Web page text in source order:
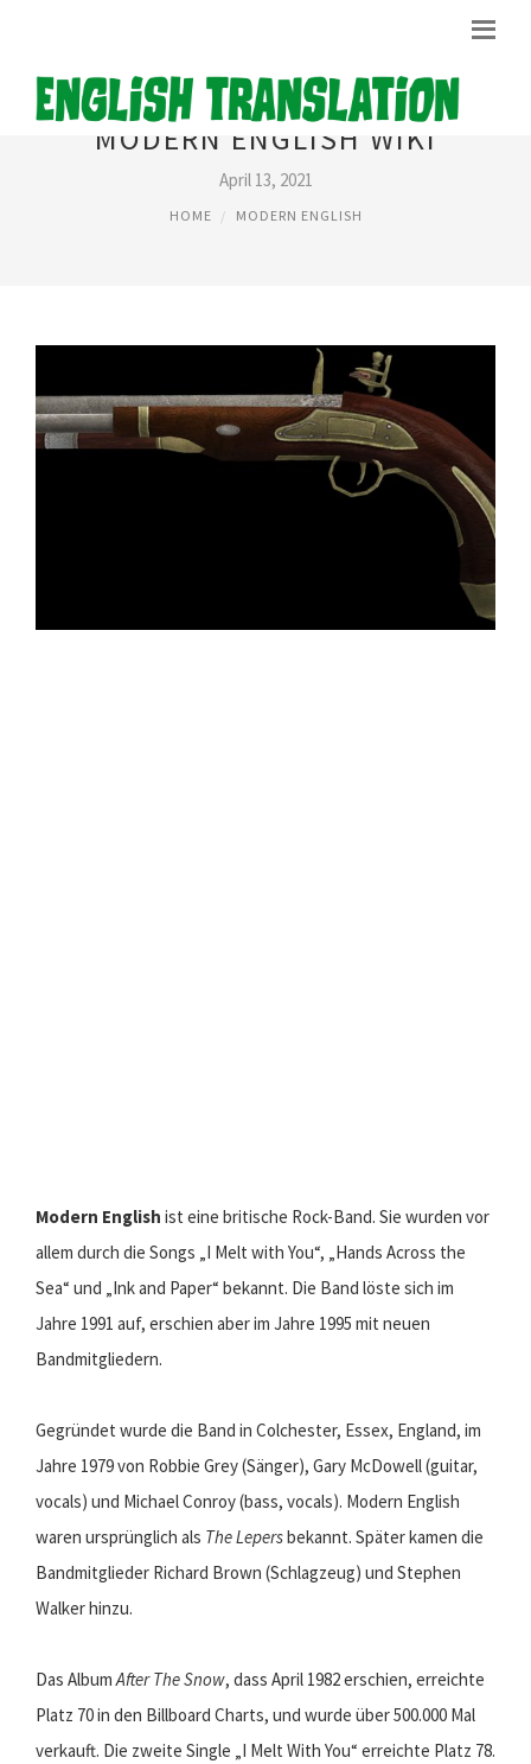
MODERN ENGLISH WIKI
April 13, 2021
HOME MODERN ENGLISH
Modern English ist eine britische Rock-Band. Sie wurden vor
allem durch die Songs „I Melt with You“, „Hands Across the
Sea“ und „Ink and Paper“ bekannt. Die Band löste sich im
Jahre 1991 auf, erschien aber im Jahre 1995 mit neuen
Bandmitgliedern.
Gegründet wurde die Band in Colchester, Essex, England, im
Jahre 1979 von Robbie Grey (Sänger), Gary McDowell (guitar,
vocals) und Michael Conroy (bass, vocals). Modern English
waren ursprünglich als The Lepersbekannt. Später kamen die
Bandmitglieder Richard Brown (Schlagzeug) und Stephen
Walker hinzu.
Das AlbumAfter The Snow, dass April 1982 erschien, erreichte
Platz 70 in den Billboard Charts, und wurde über 500.000 Mal
verkauft. Die zweite Single „I Melt With You“ erreichte Platz 78.